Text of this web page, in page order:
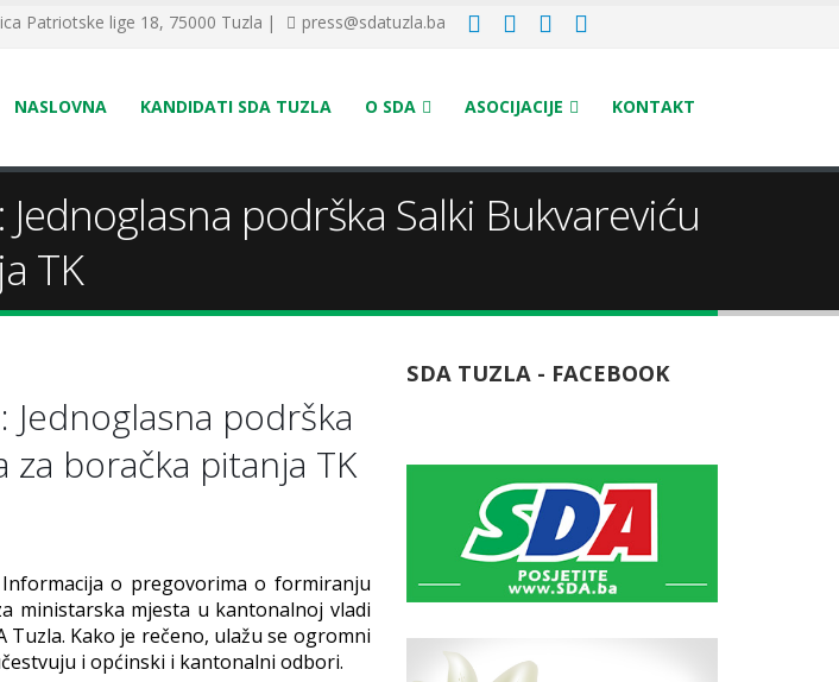
Patriotske lige 18, 75000 Tuzla | press@sdatuzla.ba
NASLOVNA KANDIDATI SDA TUZLA O SDA ASOCIJACIJE KONTAKT
podrška Salki Bukvareviću
TK
Jednoglasna podrška
boračka pitanja TK
o pregovorima o formiranju
ministarska mjesta u kantonalnoj vladi
Tuzla. Kako je rečeno, ulažu se ogromni
i općinski i kantonalni odbori.
SDA TUZLA - FACEBOOK